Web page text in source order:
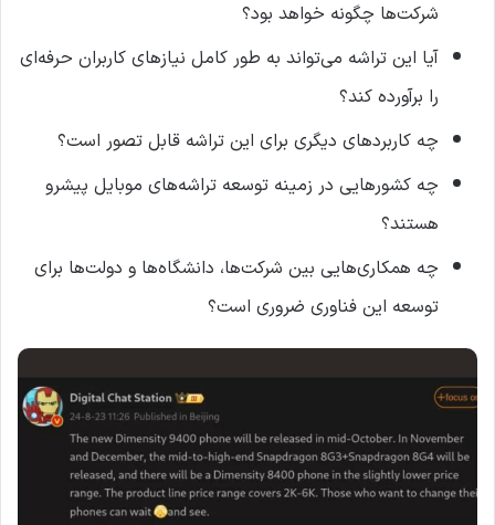
شرکت‌ها چگونه خواهد بود؟
آیا این تراشه می‌تواند به طور کامل نیازهای کاربران حرفه‌ای
را برآورده کند؟
چه کاربردهای دیگری برای این تراشه قابل تصور است؟
چه کشورهایی در زمینه توسعه تراشه‌های موبایل پیشرو
هستند؟
چه همکاری‌هایی بین شرکت‌ها، دانشگاه‌ها و دولت‌ها برای
توسعه این فناوری ضروری است؟